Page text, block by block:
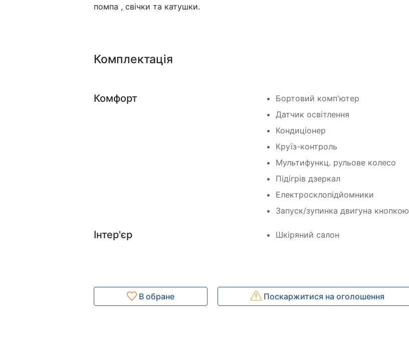
помпа , свічки та катушки.
Комплектація
Комфорт
Бортовий комп'ютер
Датчик освітлення
Кондиціонер
Круїз-контроль
Мультифункц. рульове колесо
Підігрів дзеркал
Електросклопідйомники
Запуск/зупинка двигуна кнопкою
Інтер'єр Шкіряний салон
В обране Поскаржитися на оголошення